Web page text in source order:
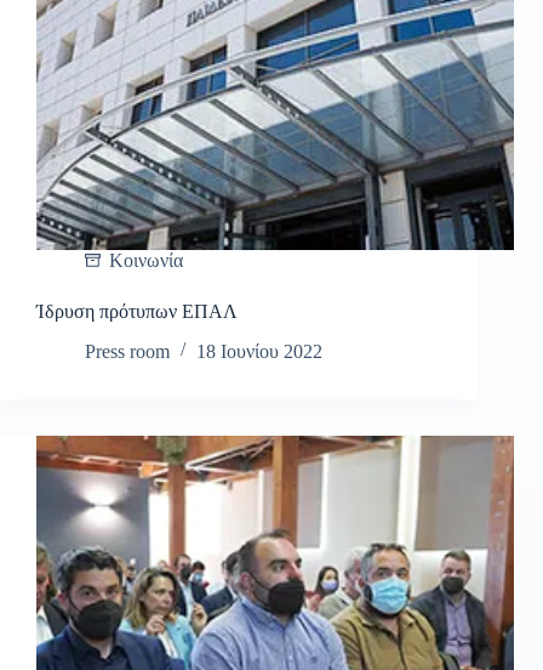
Κοινωνία
Ίδρυση πρότυπων ΕΠΑΛ
Press room
18 Ιουνίου 2022